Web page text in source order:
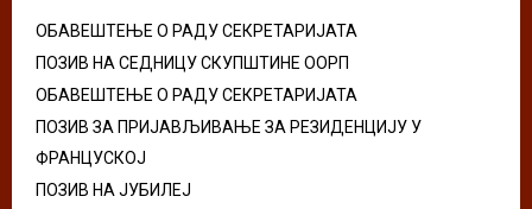
ОБАВЕШТЕЊЕ О РАДУ СЕКРЕТАРИЈАТА
ПОЗИВ НА СЕДНИЦУ СКУПШТИНЕ ООРП
ОБАВЕШТЕЊЕ О РАДУ СЕКРЕТАРИЈАТА
ПОЗИВ ЗА ПРИЈАВЉИВАЊЕ ЗА РЕЗИДЕНЦИЈУ У
ФРАНЦУСКОЈ
ПОЗИВ НА ЈУБИЛЕЈ